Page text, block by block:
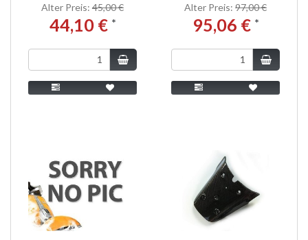
Alter Preis: 45,00 €
44,10 € *
Alter Preis: 97,00 €
95,06 € *